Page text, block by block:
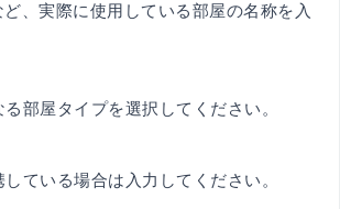
、実際に使用している部屋の名称を入
部屋タイプを選択してください。
ている場合は入力してください。